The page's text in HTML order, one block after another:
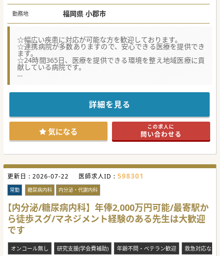
勤務地 福岡県 小郡市
☆幅広い疾患に対応が可能な方を歓迎しております。
☆連携病院が多数ありますので、安心できる医療を提供でき
ます。
☆24時間365日、医療を提供できる環境を整え地域医療に貢
献している病院です。
救急病院です。
症例を多く経験したい先生はもちろん、いままでのご経験を
キャリアアップを図りたい先生に最適な環境です。
少しでもご興味がございましたら、お気軽にお問合せくださ
#秋入職可
詳細を見る
気になる この求人に
問い合わせる
更新日 : 2026-07-22 医師求人ID : 598301
常勤 糖尿病内科 内分泌・代謝内科
【内分泌/糖尿病内科】年俸2,000万円可能/最寄駅か
ら徒歩スグ/マネジメント経験のある先生は大歓迎
です
オンコール無し 研究支援(学会費補助) 年齢不問・ベテラン歓迎 救急対応なし